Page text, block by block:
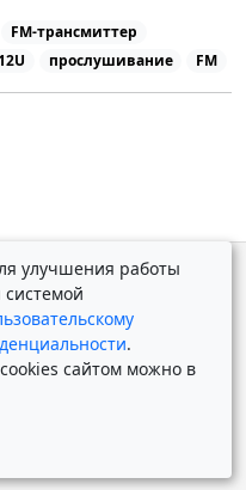
FM-трансмиттер
прослушивание FM
улучшения работы
.
сайтом можно в
2026.Старая версия